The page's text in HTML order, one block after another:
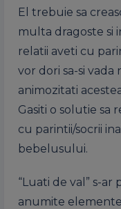
El trebuie sa
multa dragoste si
relatii aveti cu
vor dori sa-si vada
animozitati
Gasiti o solutie sa
cu parintii/socrii
bebelusului.
“Luati de val” s-
anumite